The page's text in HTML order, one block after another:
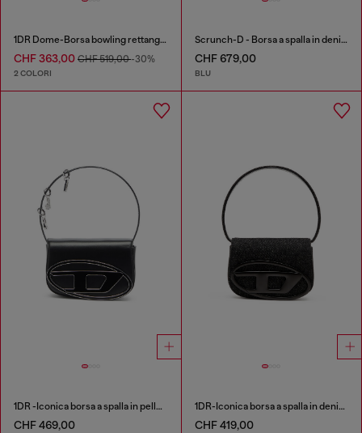
1DR Dome-Borsa bowling rettangolare in pelle effetto snake
CHF 363,00 CHF 519,00-30%
2 COLORI
Scrunch-D - Borsa a spalla in denim con cristalli trasparenti
CHF 679,00
BLU
1DR -Iconica borsa a spalla in pelle con charms sul manico
CHF 469,00
1DR-Iconica borsa a spalla in denim lavato
CHF 419,00